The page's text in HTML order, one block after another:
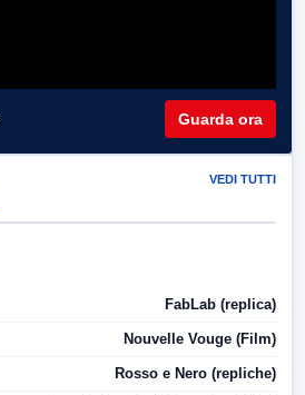
Guarda ora
VEDI TUTTI
FabLab (replica)
Nouvelle Vouge (Film)
Rosso e Nero (repliche)